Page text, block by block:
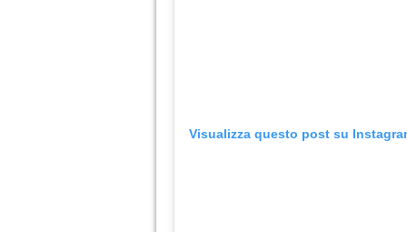
Visualizza questo post su